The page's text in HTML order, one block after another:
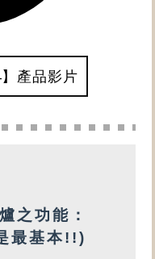
產品影片
之功能：
最基本!!)